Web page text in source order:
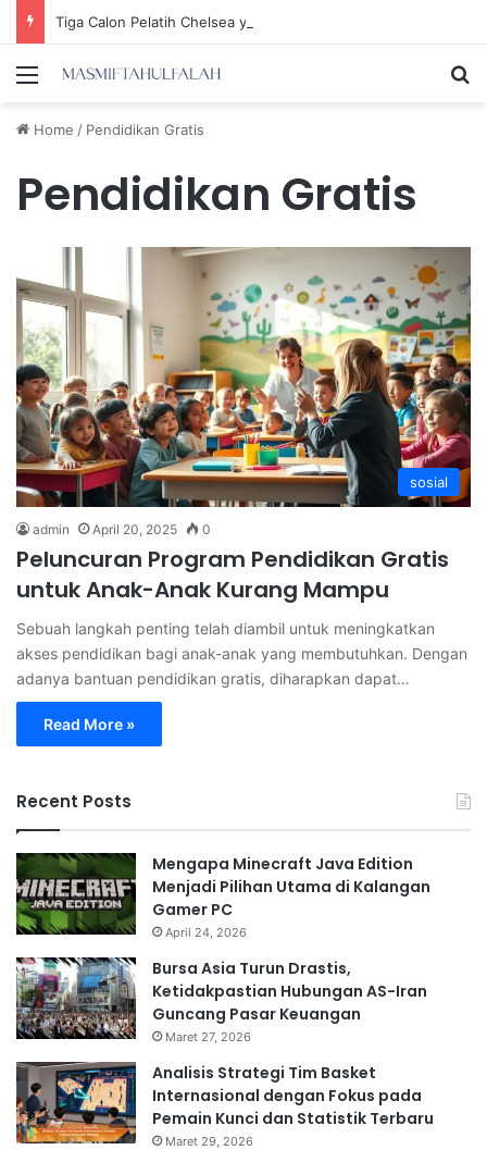
Menu
Home / Pendidikan Gratis
Pendidikan Gratis
sosial
admin April 20, 2025 0
Peluncuran Program Pendidikan Gratis
untuk Anak-Anak Kurang Mampu
Sebuah langkah penting telah diambil untuk meningkatkan
akses pendidikan bagi anak-anak yang membutuhkan. Dengan
adanya bantuan pendidikan gratis, diharapkan dapat…
Read More »
Recent Posts
Mengapa Minecraft Java Edition
Menjadi Pilihan Utama di Kalangan
Gamer PC
April 24, 2026
Bursa Asia Turun Drastis,
Ketidakpastian Hubungan AS-Iran
Guncang Pasar Keuangan
Maret 27, 2026
Analisis Strategi Tim Basket
Internasional dengan Fokus pada
Pemain Kunci dan Statistik Terbaru
Maret 29, 2026